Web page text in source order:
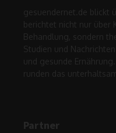
gesuendernet.de blickt
berichtet nicht nur über
Behandlung, sondern
Studien und
und gesunde
runden das
Partner